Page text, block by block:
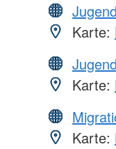
Karte:
Karte:
Karte: